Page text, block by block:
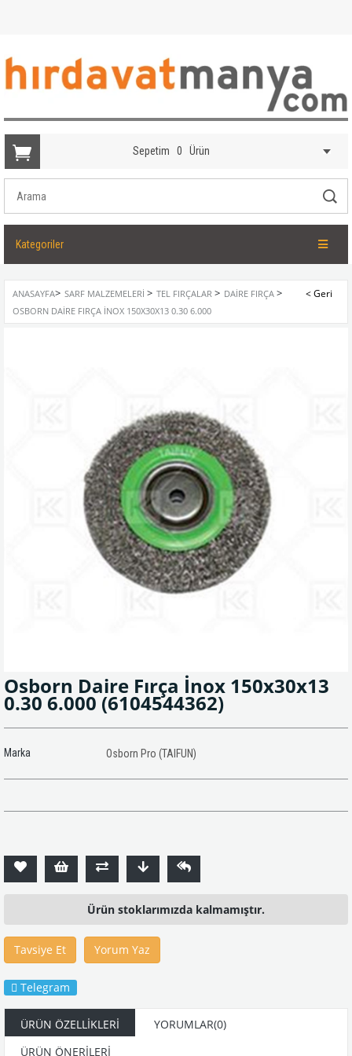
Sepetim 0 Ürün
Kategoriler
ANASAYFA> SARF MALZEMELERI > TEL FIRÇALAR > DAIRE FIRÇA >
OSBORN DAIRE FIRÇA İNOX 150X30X13 0.30 6.000
Osborn Daire Fırça İnox 150x30x13
0.30 6.000 (6104544362)
Marka Osborn Pro (TAIFUN)
Ürün stoklarımızda kalmamıştır.
Tavsiye Et Yorum Yaz
Telegram
ÜRÜN ÖZELLIKLERI YORUMLAR(0)
ÜRÜN ÖNERILERI